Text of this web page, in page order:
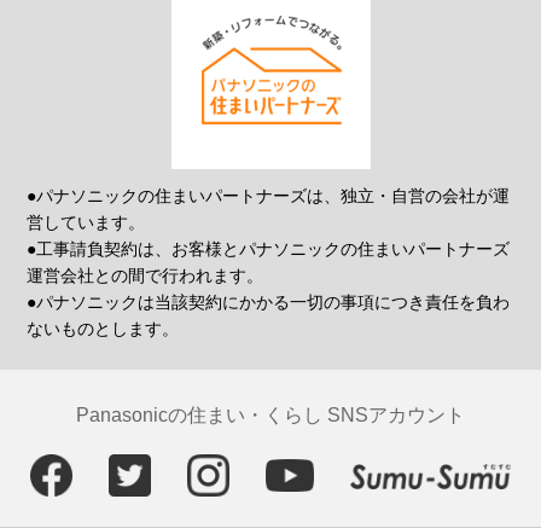
●パナソニックの住まいパートナーズは、独立・自営の会社が運
営しています。
●工事請負契約は、お客様とパナソニックの住まいパートナーズ
運営会社との間で行われます。
●パナソニックは当該契約にかかる一切の事項につき責任を負わ
ないものとします。
Panasonicの住まい・くらし SNSアカウント